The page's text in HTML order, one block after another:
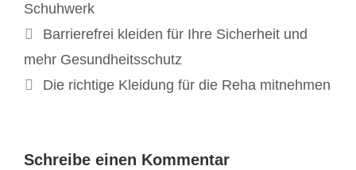
Schuhwerk
Beitrags-
Navigation
Barrierefrei kleiden für Ihre Sicherheit und
mehr Gesundheitsschutz
Die richtige Kleidung für die Reha mitnehmen
Schreibe einen Kommentar